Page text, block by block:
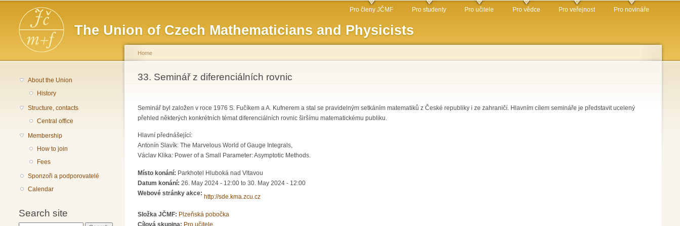
The Union of Czech Mathematicians and Physicists
Main menu Pro členy JČMF Pro studenty Pro učitele Pro vědce Pro veřejnost Pro novináře
About the Union
History
Structure, contacts
Central office
Membership
How to join
Fees
Sponzoři a podporovatelé
Calendar
Search site
You are here
Home
33. Seminář z diferenciálních rovnic
Seminář byl založen v roce 1976 S. Fučíkem a A. Kufnerem a stal se pravidelným setkáním matematiků z České republiky i ze zahraničí. Hlavním cílem semináře je představit ucelený
přehled některých konkrétních témat diferenciálních rovnic širšímu matematickému publiku.
Hlavní přednášející:
Antonín Slavík: The Marvelous World of Gauge Integrals,
Václav Klika: Power of a Small Parameter: Asymptotic Methods.
Místo konání: Parkhotel Hluboká nad Vltavou
Datum konání: 26. May 2024 - 12:00 to 30. May 2024 - 12:00
Webové stránky akce:
http://sde.kma.zcu.cz
Složka JČMF: Plzeňská pobočka
Cílová skupina: Pro učitele.